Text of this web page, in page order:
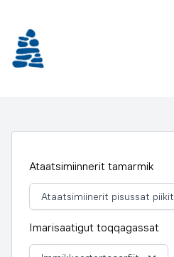
Ataatsimiinnerit tamarmik
Ataatsimiinerit pisussat piikit
Imarisaatigut toqqagassat